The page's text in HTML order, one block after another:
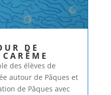
DE
des élèves de
autour de Pâques et
de Pâques avec